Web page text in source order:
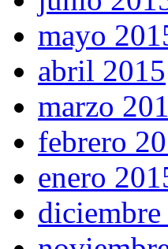
mayo
abril 2015
marzo
febrero
enero